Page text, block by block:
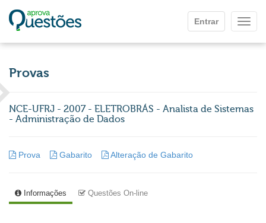
Entrar
Provas
NCE-UFRJ - 2007 - ELETROBRÁS - Analista de Sistemas
- Administração de Dados
Prova Gabarito Alteração de Gabarito
Informações Questões On-line